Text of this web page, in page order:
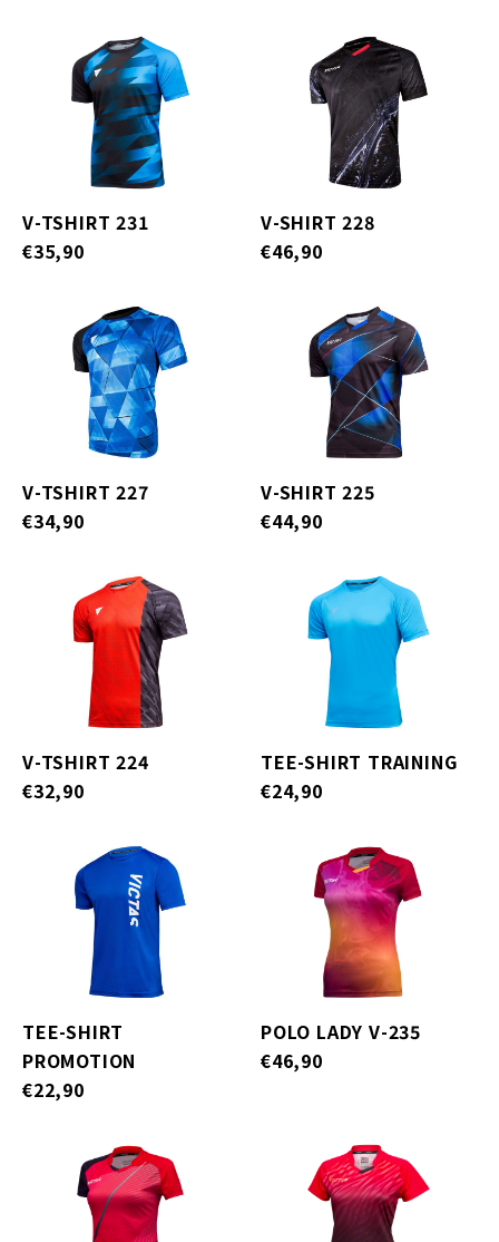
V-TSHIRT 231
€35,90
V-SHIRT 228
€46,90
V-TSHIRT 227
€34,90
V-SHIRT 225
€44,90
V-TSHIRT 224
€32,90
TEE-SHIRT TRAINING
€24,90
TEE-SHIRT
PROMOTION
€22,90
POLO LADY V-235
€46,90